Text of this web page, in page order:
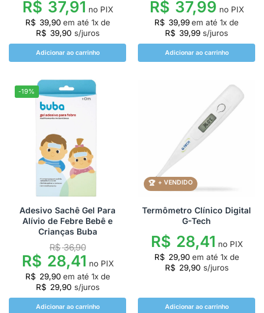
R$ 37,91 no PIX
R$ 39,90 em até 1x de
R$ 39,90 s/juros
Adicionar ao carrinho
R$ 37,99 no PIX
R$ 39,99em até 1x de
R$ 39,99 s/juros
Adicionar ao carrinho
-19%
Adesivo Sachê Gel Para
Alívio de Febre Bebê e
Crianças Buba
R$36,90
R$ 28,41 no PIX
R$ 29,90 em até 1x de
R$ 29,90 s/juros
Adicionar ao carrinho
+ VENDIDO
Termômetro Clínico Digital
G-Tech
R$ 28,41 no PIX
R$ 29,90 em até 1x de
R$ 29,90 s/juros
Adicionar ao carrinho